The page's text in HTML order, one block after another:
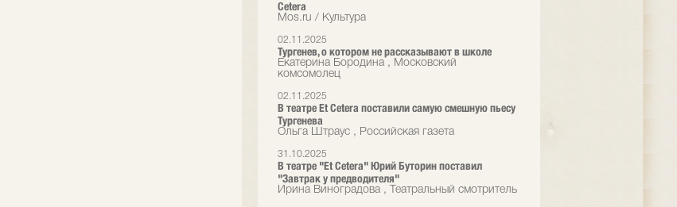
Cetera
Mos.ru / Культура
02.11.2025
Тургенев, о котором не рассказывают в школе
Екатерина Бородина , Московский
комсомолец
02.11.2025
В театре Et Сetera поставили самую смешную пьесу
Тургенева
Ольга Штраус , Российская газета
31.10.2025
В театре "Et Cetera" Юрий Буторин поставил
"Завтрак у предводителя"
Ирина Виноградова , Театральный смотритель